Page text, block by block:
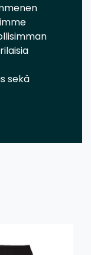
sekä